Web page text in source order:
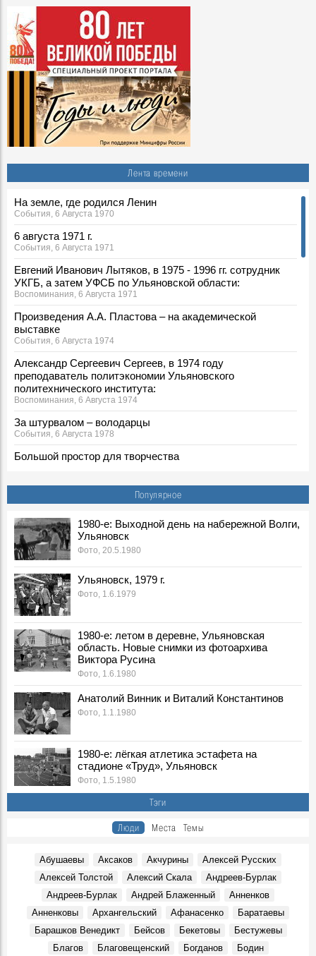
Лента времени
На земле, где родился Ленин
События, 6 Августа 1970
6 августа 1971 г.
События, 6 Августа 1971
Евгений Иванович Лытяков, в 1975 - 1996 гг. сотрудник
УКГБ, а затем УФСБ по Ульяновской области:
Воспоминания, 6 Августа 1971
Произведения А.А. Пластова – на академической
выставке
События, 6 Августа 1974
Александр Сергеевич Сергеев, в 1974 году
преподаватель политэкономии Ульяновского
политехнического института:
Воспоминания, 6 Августа 1974
За штурвалом – володарцы
События, 6 Августа 1978
Большой простор для творчества
Георгий Иванович Марчук ответил на вопросы
корреспондента «Ульяновской правды»
***
События, 6 Августа 1990
6 августа 1991 г.
События, 6 Августа 1991
Зюганов не в восторге от Ульяновского обкома
События, 6 Августа 1996
Борис Николаевич Ельцин, в 1996 г. Президент РФ:
Воспоминания, 6 Августа 1996
Группа "Чайф" в Речном порту Ульяновска, 2000 г.
Фото, 6 Августа 2000
Встреча в Ульяновске А. Лезина с Олимпиады, 1996 г.
Фото, 6 Августа 1996
Тутта Ларсен в Ульяновске: «Мое имя – это название
моей профессии»
События, 6 Августа 2023
Екатерина Гусева в Ульяновске: «Ольга из «Бригады»
Герои, 6 Августа 2023
В ульяновском музее покажут старинные рукописные
События, 6 Августа 2024
У ансамбля «Волга» новый художественный
руководитель
На открытие сезона в Ульяновском театре драмы
театралов ждёт «Кара…»
События, 6 Августа 2025
Популярное
1980-е: Выходной день на набережной Волги,
Ульяновск
Фото, 20.5.1980
Ульяновск, 1979 г.
Фото, 1.6.1979
1980-е: летом в деревне, Ульяновская
область. Новые снимки из фотоархива
Виктора Русина
Фото, 1.6.1980
Анатолий Винник и Виталий Константинов
Фото, 1.1.1980
1980-е: лёгкая атлетика эстафета на
стадионе «Труд», Ульяновск
Фото, 1.5.1980
Тэги
Люди Места Темы
Абушаевы Аксаков Акчурины
Алексей Русских
Алексей Толстой
Алексий Скала
Андреев-Бурлак
Андреев-Бурлак
Андрей Блаженный
Анненков
Анненковы
Архангельский Афанасенко
Баратаевы
Барашков Венедикт
Бейсов Бекетовы
Бестужевы
Благов
Благовещенский Богданов
Бодин